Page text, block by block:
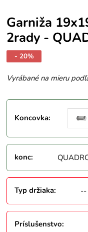
Garniža
2rady -
- 20%
Vyrábané na mieru
Koncovka:
konc:
Typ držiaka: --
Príslušenstvo: